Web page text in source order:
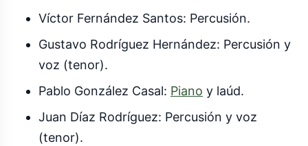
Víctor Fernández Santos: Percusión.
Gustavo Rodríguez Hernández: Percusión y
voz (tenor).
Pablo González Casal: Piano y laúd.
Juan Díaz Rodríguez: Percusión y voz
(tenor).